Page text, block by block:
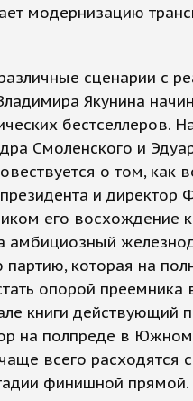
модернизацию
сценарии с
Якунина
бестселлеров.
Смоленского и
о том, как
и директор
его восхождение к
амбициозный
которая на
опорой преемника
книги действующий
на полпреде в
всего расходятся
финишной прямой.